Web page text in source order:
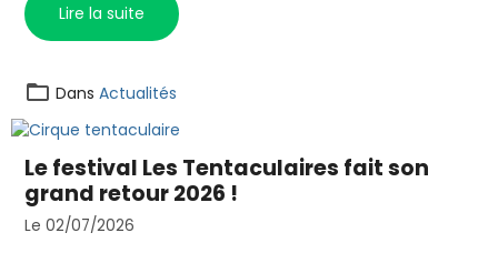
Lire la suite
Dans Actualités
Le festival Les Tentaculaires fait son
grand retour 2026 !
Le 02/07/2026